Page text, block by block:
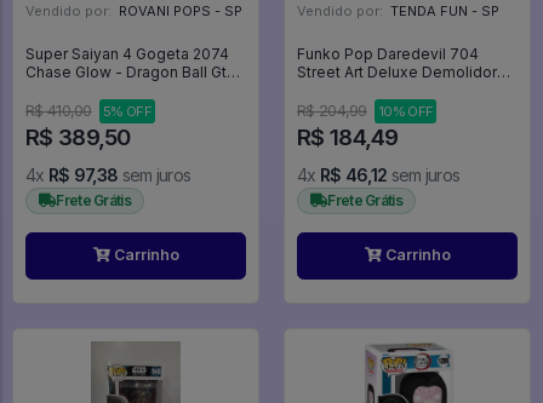
Vendido por: ROVANI POPS - SP
Super Saiyan 4 Gogeta 2074
Chase Glow - Dragon Ball Gt
R$ 410,00
5% OFF
R$ 389,50
4x R$ 97,38 sem juros
Frete Grátis
Carrinho
Vendido por: TENDA FUN - SP
Funko Pop Daredevil 704
Street Art Deluxe Demolidor
#704 - Funko Pop - #704 -
FUNKO POP #704
R$ 204,99 10% OFF
R$ 184,49
4x R$ 46,12 sem juros
Frete Grátis
Carrinho